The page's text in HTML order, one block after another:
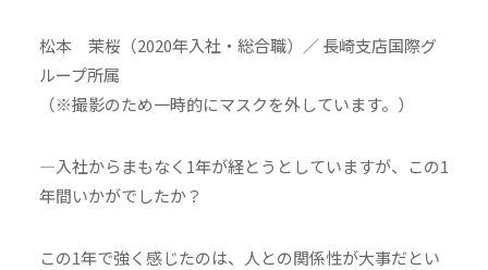
松本 茉桜（2020年入社・総合職）／ 長崎支店国際グ
ループ所属
（※撮影のため一時的にマスクを外しています。）
―入社からまもなく1年が経とうとしていますが、この1
年間いかがでしたか？
この1年で強く感じたのは、人との関係性が大事だとい